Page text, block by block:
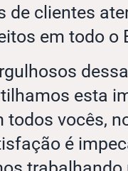
de clientes
em todo o
esta
todos vocês,
é